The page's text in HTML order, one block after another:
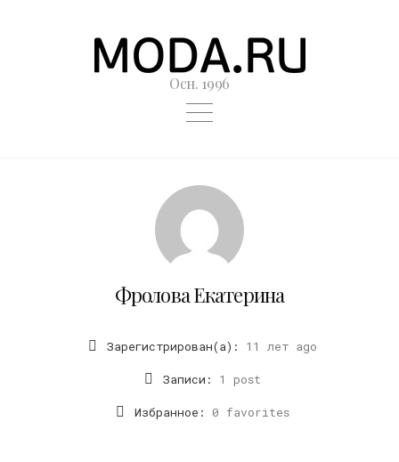
Осн. 1996
Фролова Екатерина
Зарегистрирован(а): 11 лет ago
Записи: 1 post
Избранное: 0 favorites